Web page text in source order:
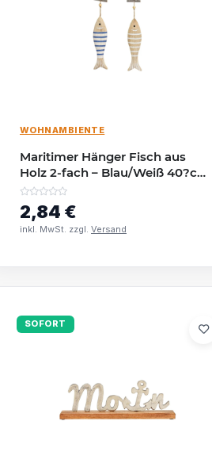
WOHNAMBIENTE
Maritimer Hänger Fisch aus
Holz 2-fach – Blau/Weiß 40?cm
| Deko im Küstenstil
2,84 €
inkl. MwSt. zzgl. Versand
SOFORT